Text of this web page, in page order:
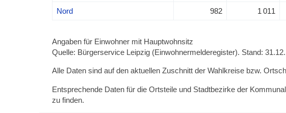
Nord 982 1 011
Angaben für Einwohner mit Hauptwohnsitz
Quelle: Bürgerservice Leipzig (Einwohnermelderegister). Stand: 31.12.
Alle Daten sind auf den aktuellen Zuschnitt der Wahlkreise bzw.
Entsprechende Daten für die Ortsteile und Stadtbezirke der
zu finden.